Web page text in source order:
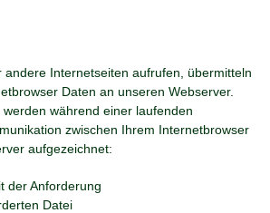
andere Internetseiten aufrufen, übermitteln
Daten an unseren Webserver.
während einer laufenden
zwischen Ihrem Internetbrowser
aufgezeichnet:
der Anforderung
Datei